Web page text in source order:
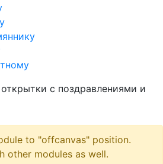
с поздравлениями и
to "offcanvas" position.
other modules as well.